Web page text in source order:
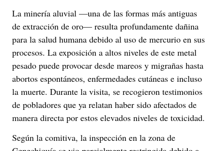
La minería aluvial —una de las formas más antiguas
de extracción de oro— resulta profundamente dañina
para la salud humana debido al uso de mercurio en sus
procesos. La exposición a altos niveles de este metal
pesado puede provocar desde mareos y migrañas hasta
abortos espontáneos, enfermedades cutáneas e incluso
la muerte. Durante la visita, se recogieron testimonios
de pobladores que ya relatan haber sido afectados de
manera directa por estos elevados niveles de toxicidad.
Según la comitiva, la inspección en la zona de